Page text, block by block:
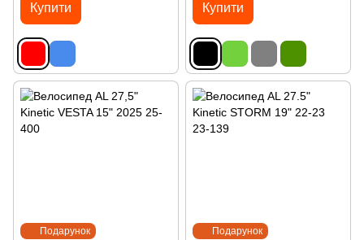
Купити Купити
Подарунок Подарунок